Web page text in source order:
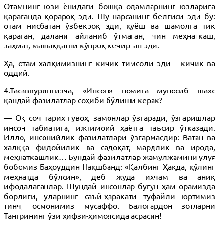
Отамнинг юзи ёнидаги бошқа одамларнинг юзларига
қараганда қорароқ эди. Шу нарсанинг белгиси эди бу:
отам нисбатан ўзбекроқ эди, қуёш ва шамолга тик
қараган, далани айланиб ўтмаган, чин меҳнаткаш,
заҳмат, машаққатни кўпроқ кечирган эди.
Ҳа, отам халқимизнинг кичик тимсоли эди – кичик ва
оддий.
4.Тасаввурингизча, «Инсон» номига муносиб шахс
қандай фазилатлар соҳиби бўлиши керак?
— Оқ соч тарих гувоҳ, замонлар ўзгаради, ўзгаришлар
инсон табиатига, ижтимоий ҳаётга таъсир ўтказади.
Илло, инсонийлик фазилатлари ўзгармасдир: Ватан ва
халққа фидойилик ва садоқат, мардлик ва ирода,
меҳнаткашлик… Бундай фазилатлар жамулжамини улуғ
бобомиз Баҳоуддин Нақшбанд: «Қалбинг Ҳақда, қўлинг
меҳнатда бўлсин», деб жуда ихчам ва аниқ
ифодалаганлар. Шундай инсонлар бугун ҳам орамизда
борлиги, уларнинг саъй-ҳаракати туфайли юртимиз
тинч, осмонимиз мусаффо. Балогардон зотларни
Тангрининг ўзи ҳифзи-ҳимоясида асраcин!